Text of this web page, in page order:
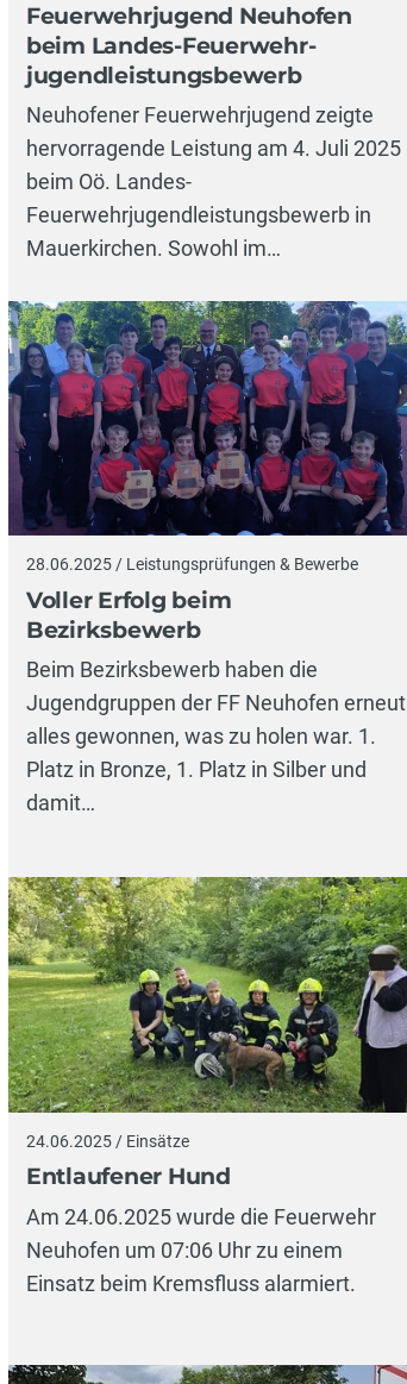
Feuerwehrjugend Neuhofen
beim Landes-Feuerwehr-
jugendleistungsbewerb
Neuhofener Feuerwehrjugend zeigte
hervorragende Leistung am 4. Juli 2025
beim Oö. Landes-
Feuerwehrjugendleistungsbewerb in
Mauerkirchen. Sowohl im…
28.06.2025 / Leistungsprüfungen & Bewerbe
Voller Erfolg beim
Bezirksbewerb
Beim Bezirksbewerb haben die
Jugendgruppen der FF Neuhofen erneut
alles gewonnen, was zu holen war. 1.
Platz in Bronze, 1. Platz in Silber und
damit…
24.06.2025 / Einsätze
Entlaufener Hund
Am 24.06.2025 wurde die Feuerwehr
Neuhofen um 07:06 Uhr zu einem
Einsatz beim Kremsfluss alarmiert.